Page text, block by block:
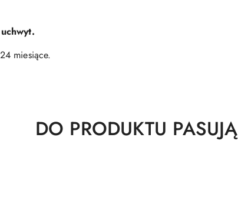
miesiące.
Produkty
DO PRODUKTU PASUJĄ